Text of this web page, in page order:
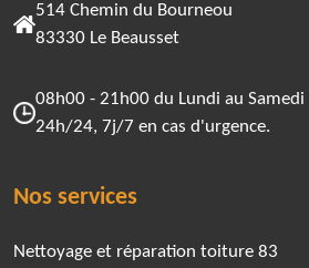
514 Chemin du Bourneou
83330 Le Beausset
08h00 - 21h00 du Lundi au Samedi
24h/24, 7j/7 en cas d'urgence.
Nos services
Nettoyage et réparation toiture 83